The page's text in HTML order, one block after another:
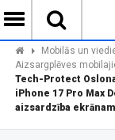
Mobilās un
Aizsargplēves
Tech-Protect
iPhone 17 Pro Max
aizsardzība